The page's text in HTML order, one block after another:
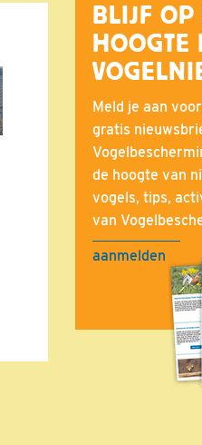
BLIJF OP
HOOGTE
Meld je aan
gratis
de hoogte van
vogels, tips,
van
aanmelden